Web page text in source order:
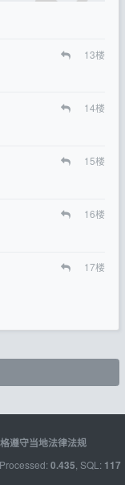
13楼
14楼
15楼
16楼
17楼
遵守当地法律法规
Processed: 0.435 , SQL: 117